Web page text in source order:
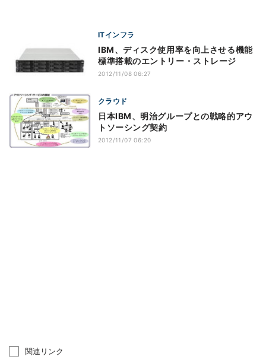
ITインフラ
IBM、ディスク使用率を向上させる機能
標準搭載のエントリー・ストレージ
2012/11/08 06:27
クラウド
日本IBM、明治グループとの戦略的アウ
トソーシング契約
2012/11/07 06:20
関連リンク